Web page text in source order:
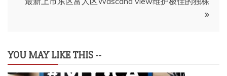
YOU MAY LIKE THIS --